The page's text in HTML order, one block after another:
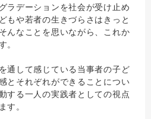
ラデーションを社会が受け止め
もや若者の生きづらさはきっと
んなことを思いながら、これか
。
通して感じている当事者の子ど
とそれぞれができることについ
する一人の実践者としての視点
す。